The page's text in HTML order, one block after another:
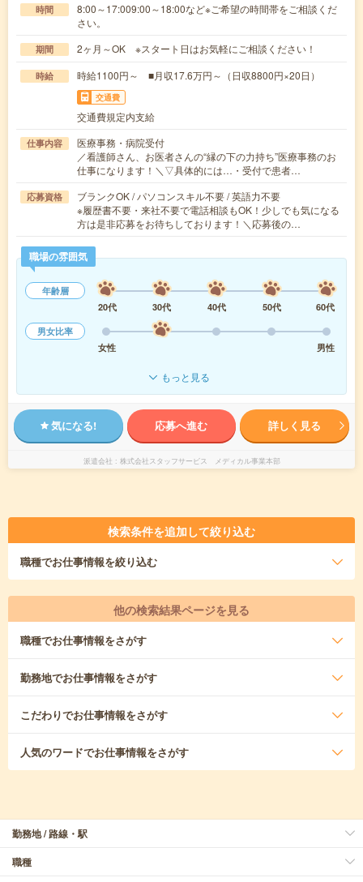
時間
8:00～17:009:00～18:00など※ご希望の時間帯をご相談くだ
さい。
期間 2ヶ月～OK ※スタート日はお気軽にご相談ください！
時給 時給1100円～ ■月収17.6万円～（日収8800円×20日）
交通費
交通費規定内支給
仕事内容
医療事務・病院受付
／看護師さん、お医者さんの“縁の下の力持ち”医療事務のお
仕事になります！＼▽具体的には…・受付で患者…
応募資格
ブランクOK / パソコンスキル不要 / 英語力不要
※履歴書不要・来社不要で電話相談もOK！少しでも気になる
方は是非応募をお待ちしております！＼応募後の…
職場の雰囲気
年齢層
20代
30代 40代 50代
60代
男女比率
女性
男性
もっと見る
気になる! 応募へ進む 詳しく見る
派遣会社 株式会社スタッフサービス メディカル事業本部
検索条件を追加して絞り込む
職種でお仕事情報を絞り込む
他の検索結果ページを見る
職種でお仕事情報をさがす
勤務地でお仕事情報をさがす
こだわりでお仕事情報をさがす
人気のワードでお仕事情報をさがす
勤務地 / 路線・駅
職種